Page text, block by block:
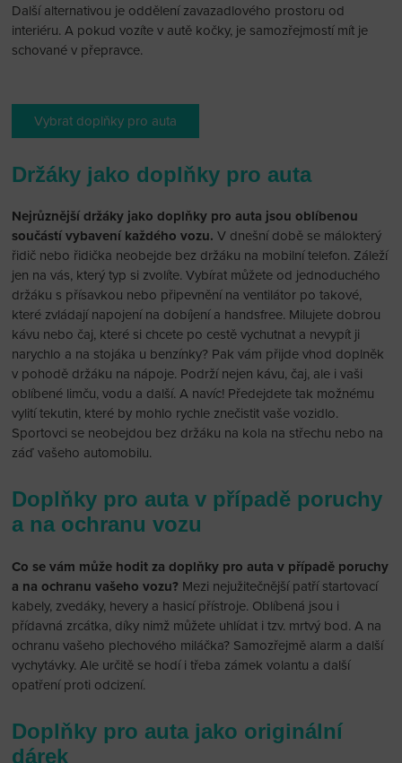
Další alternativou je oddělení zavazadlového prostoru od
interiéru. A pokud vozíte v autě kočky, je samozřejmostí mít je
schované v přepravce.
Vybrat doplňky pro auta
Držáky jako doplňky pro auta
Nejrůznější držáky jako doplňky pro auta jsou oblíbenou
součástí vybavení každého vozu. V dnešní době se málokterý
řidič nebo řidička neobejde bez držáku na mobilní telefon. Záleží
jen na vás, který typ si zvolíte. Vybírat můžete od jednoduchého
držáku s přísavkou nebo připevnění na ventilátor po takové,
které zvládají napojení na dobíjení a handsfree. Milujete dobrou
kávu nebo čaj, které si chcete po cestě vychutnat a nevypít ji
narychlo a na stojáka u benzínky? Pak vám přijde vhod doplněk
v pohodě držáku na nápoje. Podrží nejen kávu, čaj, ale i vaši
oblíbené limču, vodu a další. A navíc! Předejdete tak možnému
vylití tekutin, které by mohlo rychle znečistit vaše vozidlo.
Sportovci se neobejdou bez držáku na kola na střechu nebo na
záď vašeho automobilu.
Doplňky pro auta v případě poruchy
a na ochranu vozu
Co se vám může hodit za doplňky pro auta v případě poruchy
a na ochranu vašeho vozu? Mezi nejužitečnější patří startovací
kabely, zvedáky, hevery a hasicí přístroje. Oblíbená jsou i
přídavná zrcátka, díky nimž můžete uhlídat i tzv. mrtvý bod. A na
ochranu vašeho plechového miláčka? Samozřejmě alarm a další
vychytávky. Ale určitě se hodí i třeba zámek volantu a další
opatření proti odcizení.
Doplňky pro auta jako originální
dárek